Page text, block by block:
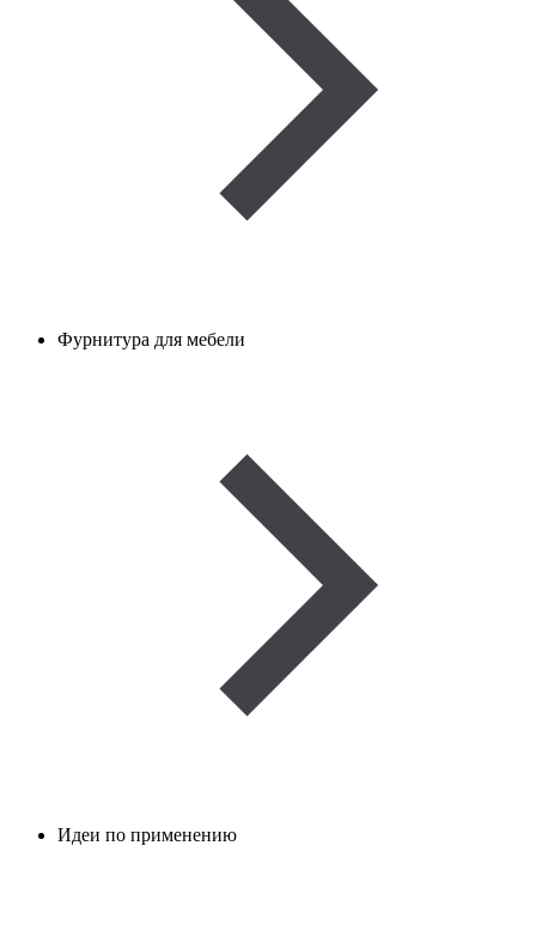
Фурнитура для мебели
Идеи по применению